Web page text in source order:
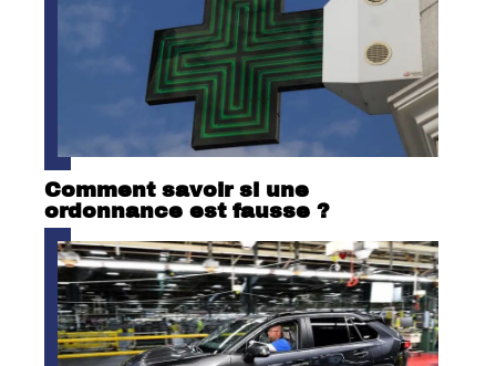
Comment savoir si une
ordonnance est fausse ?